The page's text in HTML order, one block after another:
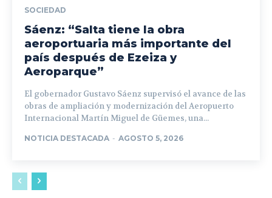
SOCIEDAD
Sáenz: “Salta tiene la obra
aeroportuaria más importante del
país después de Ezeiza y
Aeroparque”
El gobernador Gustavo Sáenz supervisó el avance de las
obras de ampliación y modernización del Aeropuerto
Internacional Martín Miguel de Güemes, una...
NOTICIA DESTACADA - AGOSTO 5, 2026